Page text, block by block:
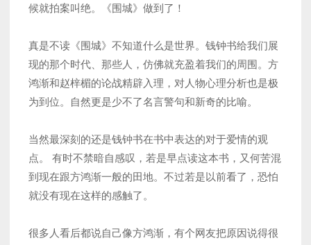
候就拍案叫绝。《围城》做到了！
真是不读《围城》不知道什么是世界。钱钟书给我们展
现的那个时代、那些人，仿佛就充盈着我们的周围。方
鸿渐和赵梓楣的论战精辟入理，对人物心理分析也是极
为到位。自然更是少不了名言警句和新奇的比喻。
当然最深刻的还是钱钟书在书中表达的对于爱情的观
点。 有时不禁暗自感叹，若是早点读这本书，又何苦混
到现在跟方鸿渐一般的田地。不过若是以前看了，恐怕
就没有现在这样的感触了。
很多人看后都说自己像方鸿渐，有个网友把原因说得很